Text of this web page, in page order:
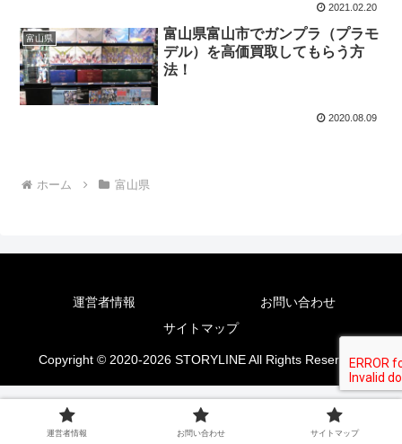
2021.02.20
富山県
富山県富山市でガンプラ（プラモ
デル）を高価買取してもらう方
法！
2020.08.09
ホーム 富山県
運営者情報
お問い合わせ
サイトマップ
Copyright © 2020-2026 STORYLINE All Rights Reserved.
運営者情報 お問い合わせ サイトマップ